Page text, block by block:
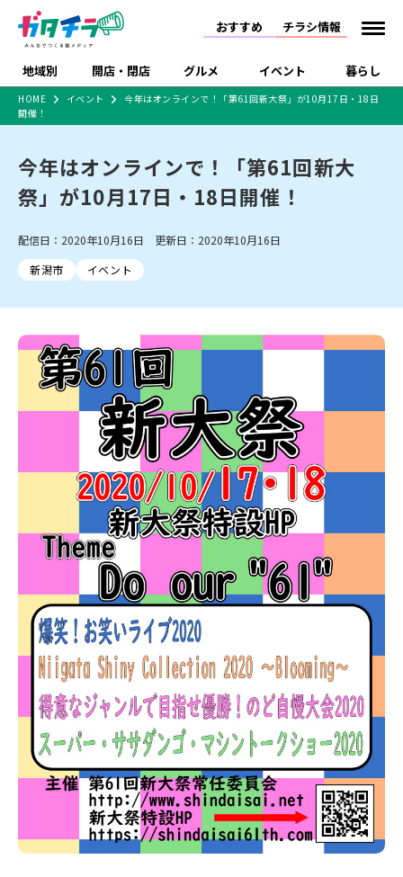
おすすめ チラシ情報
地域別 開店・閉店 グルメ イベント 暮らし
新潟市 下越
中越 上越
佐渡
新潟市中央区 新潟市東区
新潟市南区
新潟市江南区 新潟市秋葉区
新潟市西蒲区
新発田・聖籠
胎内・粟島
三条・加茂・田上
五泉・阿賀野・阿賀
燕・弥彦
長岡・見附
小千谷・十日町・津南
魚沼・南魚沼・湯沢
柏崎・刈羽・出雲崎
上越・妙高・糸魚川
開店 閉店
リニューアル・移転 休業 開店まとめ
新潟市・開店
新潟市・閉店
ラーメン・開店
ラーメン・閉店
ラーメン 現地レポート
和食 洋食
スイーツ ランチ
ご当地グルメ 食べ歩き
カフェ
居酒屋・バー 焼肉
パスタ
パン・ベーカリー
タレカツ・豚カツ
デカ盛り・大盛り
定食・町定食 海鮮・鮨
そば・うどん
日本酒・新潟清酒
ワイン・クラフトビール
ケーキ・パフェ
ビアガーデン・暑気払い
忘新年会・歓送迎会
体験・販売 祭り・伝統行事
趣味・展示会 ライブ・コンサート
スポーツ
にいがた酒の陣・新潟
セミナー・講演会 子ども向け
住宅展示場
完成見学会 学生スポーツ アルビレックス
施設・ショップ
住宅メーカー・工務
店
食品メーカー・県産
品
習い事・塾 アパレル・雑貨
フィットネス・ジム
観光スポット
温泉・入浴 ホテル 旅館
水族館
リラクゼーション・整体
病院・クリニック
イオンモール
ビルボードプレイスBP
新潟伊勢丹
ピア万代
リバーサイド千秋
パティオPATIO
特売セール インタビュー
特集・まとめ記事
セツコママ ランキング
ショッピングモール・
大型施設
ドラッグストア・ホーム
センター
ファッション
インテリア・雑貨
外食・テイクアウト
新車・中古車・カー用品
冠婚葬祭
習い事・塾 通販・EC イベント
官公庁・自治体
新潟市 チラシ
長岡・見附 チラシ
上越・妙高・糸魚川 チラシ
注目 チラシ
週末セール
火曜セール
オープン・リニューアルセール
周年祭・感謝祭セール
年末・初売りセール
HOME イベント
今年はオンラインで！「第61回新大祭」が10月17日・18日
開催！
今年はオンラインで！「第61回新大
祭」が10月17日・18日開催！
配信日：2020年10月16日 更新日：2020年10月16日
新潟市
イベント